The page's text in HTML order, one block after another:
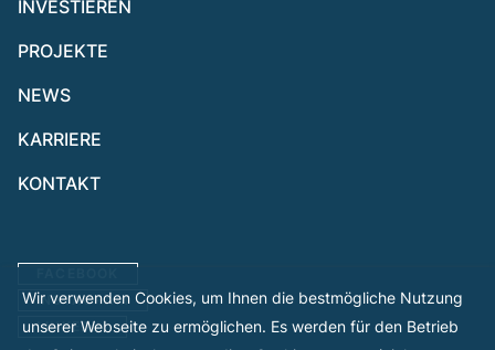
INVESTIEREN
PROJEKTE
NEWS
KARRIERE
KONTAKT
INSTAGRAM
LINKEDIN
Wir verwenden Cookies, um Ihnen die bestmögliche Nutzung
unserer Webseite zu ermöglichen. Es werden für den Betrieb